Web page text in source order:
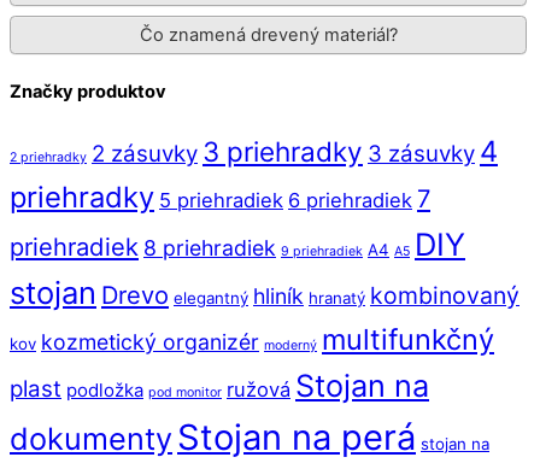
Čo znamená drevený materiál?
Značky produktov
2 priehradky 2 zásuvky 3 priehradky 3 zásuvky 4
priehradky 5 priehradiek 6 priehradiek 7
priehradiek 8 priehradiek 9 priehradiek A4 A5 DIY
stojan Drevo elegantný hliník hranatý kombinovaný
kov kozmetický organizér moderný multifunkčný
plast podložka pod monitor ružová Stojan na
dokumenty Stojan na perá stojan na